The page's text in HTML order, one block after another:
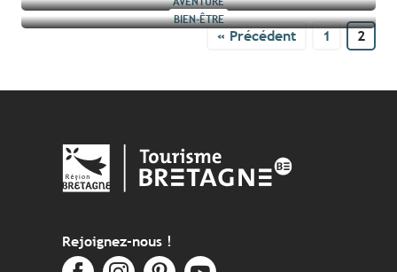
Lire la suite
Lire la suite
BIEN-ÊTRE
Lire la suite
« Précédent 1 2
Rejoignez-nous !